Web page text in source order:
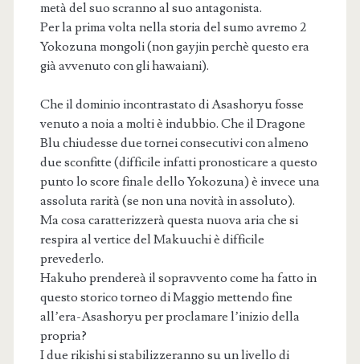
metà del suo scranno al suo antagonista.
Per la prima volta nella storia del sumo avremo 2
Yokozuna mongoli (non gayjin perchè questo era
già avvenuto con gli hawaiani).
Che il dominio incontrastato di Asashoryu fosse
venuto a noia a molti è indubbio. Che il Dragone
Blu chiudesse due tornei consecutivi con almeno
due sconfitte (difficile infatti pronosticare a questo
punto lo score finale dello Yokozuna) è invece una
assoluta rarità (se non una novità in assoluto).
Ma cosa caratterizzerà questa nuova aria che si
respira al vertice del Makuuchi è difficile
prevederlo.
Hakuho prendereà il sopravvento come ha fatto in
questo storico torneo di Maggio mettendo fine
all’era-Asashoryu per proclamare l’inizio della
propria?
I due rikishi si stabilizzeranno su un livello di